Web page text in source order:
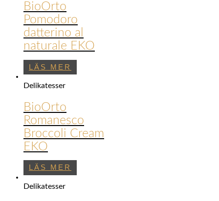
BioOrto
Pomodoro
datterino al
naturale EKO
LÄS MER
Delikatesser
BioOrto
Romanesco
Broccoli Cream
EKO
LÄS MER
Delikatesser